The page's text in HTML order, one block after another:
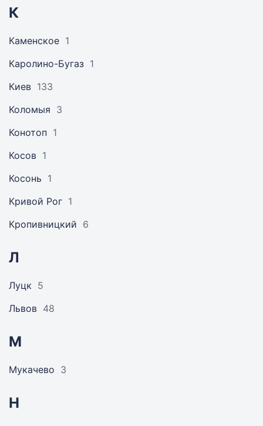
К
Каменское 1
Каролино-Бугаз 1
Киев 133
Коломыя 3
Конотоп 1
Косов 1
Косонь 1
Кривой Рог 1
Кропивницкий 6
Л
Луцк 5
Львов 48
М
Мукачево 3
Н